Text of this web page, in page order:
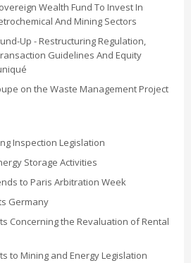
Wealth Fund To Invest In
And Mining Sectors
Up - Restructuring Regulation,
Guidelines And Equity
on the Waste Management Project
Inspection Legislation
Storage Activities
to Paris Arbitration Week
Germany
Concerning the Revaluation of Rental
to Mining and Energy Legislation